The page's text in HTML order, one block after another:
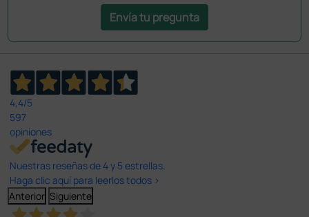
Envía tu pregunta
4,4/5
597
opiniones
Nuestras reseñas de 4 y 5 estrellas.
Haga clic aquí para leerlos todos >
Anterior Siguiente